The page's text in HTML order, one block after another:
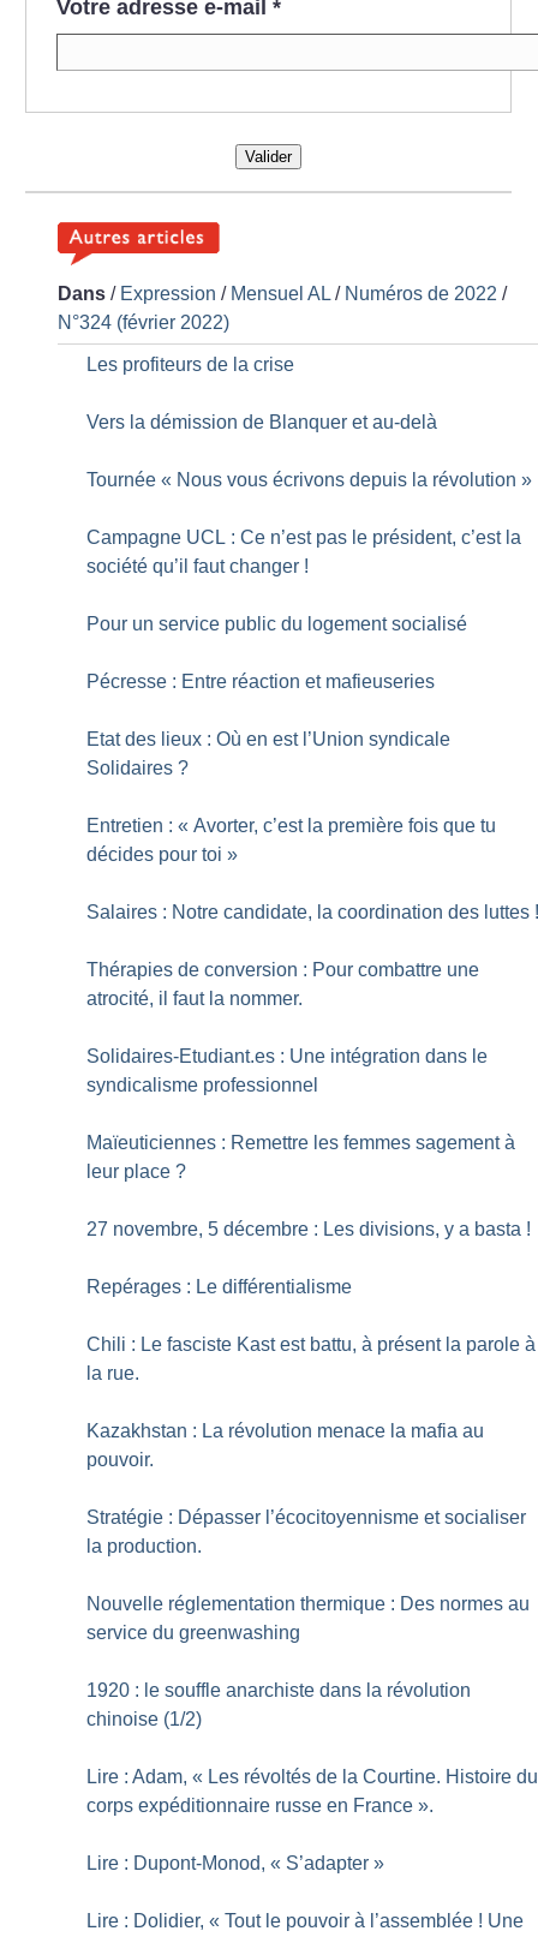
Votre adresse e-mail *
Valider
Dans / Expression / Mensuel AL / Numéros de 2022 /
N°324 (février 2022)
Les profiteurs de la crise
Vers la démission de Blanquer et au-delà
Tournée « Nous vous écrivons depuis la révolution »
Campagne UCL : Ce n’est pas le président, c’est la
société qu’il faut changer !
Pour un service public du logement socialisé
Pécresse : Entre réaction et mafieuseries
Etat des lieux : Où en est l’Union syndicale
Solidaires ?
Entretien : « Avorter, c’est la première fois que tu
décides pour toi »
Salaires : Notre candidate, la coordination des luttes
Thérapies de conversion : Pour combattre une
atrocité, il faut la nommer.
Solidaires-Etudiant.es : Une intégration dans le
syndicalisme professionnel
Maïeuticiennes : Remettre les femmes sagement à
leur place ?
27 novembre, 5 décembre : Les divisions, y a basta !
Repérages : Le différentialisme
Chili : Le fasciste Kast est battu, à présent la parole à
la rue.
Kazakhstan : La révolution menace la mafia au
pouvoir.
Stratégie : Dépasser l’écocitoyennisme et socialiser
la production.
Nouvelle réglementation thermique : Des normes au
service du greenwashing
1920 : le souffle anarchiste dans la révolution
chinoise (1/2)
Lire : Adam, « Les révoltés de la Courtine. Histoire du
corps expéditionnaire russe en France ».
Lire : Dupont-Monod, « S’adapter »
Lire : Dolidier, « Tout le pouvoir à l’assemblée ! Une